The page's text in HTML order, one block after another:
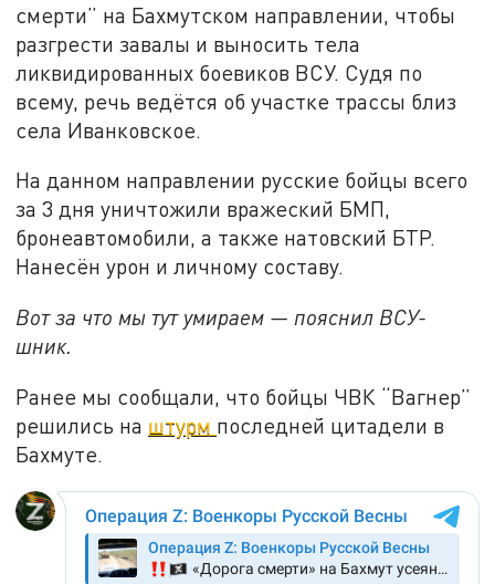
смерти” на Бахмутском направлении, чтобы
разгрести завалы и выносить тела
ликвидированных боевиков ВСУ. Судя по
всему, речь ведётся об участке трассы близ
села Иванковское.
На данном направлении русские бойцы всего
за 3 дня уничтожили вражеский БМП,
бронеавтомобили, а также натовский БТР.
Нанесён урон и личному составу.
Вот за что мы тут умираем — пояснил ВСУ-
шник.
Ранее мы сообщали, что бойцы ЧВК “Вагнер”
решились на штурм последней цитадели в
Бахмуте.